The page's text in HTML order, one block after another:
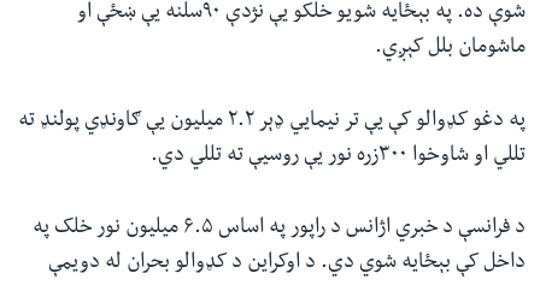
شوې ده. په بېځایه شویو خلکو یې نژدې ۹۰سلنه یې ښځې او
ماشومان بلل کېږي.
په دغو کډوالو کې یې تر نیمایي ډېر ۲.۲ میلیون يې ګاونډي پولنډ ته
تللي او شاوخوا ۳۰۰زره نور یې روسیې ته تللي دي.
د فرانسې د خبري اژانس د راپور په اساس ۶.۵ میلیون نور خلک په
داخل کې بېځایه شوي دي. د اوکراین د کډوالو بحران له دویمې